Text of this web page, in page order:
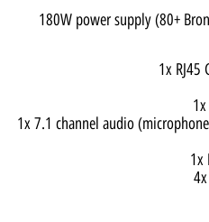
180W power supply (80+
1x RJ45
1x 7.1 channel audio
1x